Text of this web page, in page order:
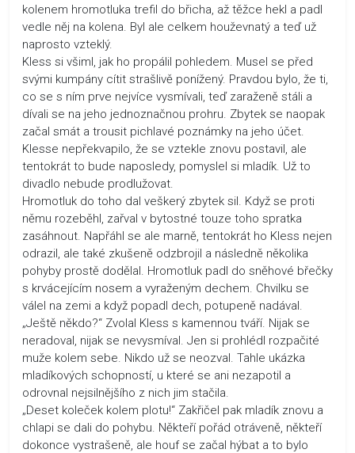
kolenem hromotluka trefil do břicha, až těžce hekl a padl
vedle něj na kolena. Byl ale celkem houževnatý a teď už
naprosto vzteklý.
Kless si všiml, jak ho propálil pohledem. Musel se před
svými kumpány cítit strašlivě ponížený. Pravdou bylo, že ti,
co se s ním prve nejvíce vysmívali, teď zaraženě stáli a
dívali se na jeho jednoznačnou prohru. Zbytek se naopak
začal smát a trousit pichlavé poznámky na jeho účet.
Klesse nepřekvapilo, že se vztekle znovu postavil, ale
tentokrát to bude naposledy, pomyslel si mladík. Už to
divadlo nebude prodlužovat.
Hromotluk do toho dal veškerý zbytek sil. Když se proti
němu rozeběhl, zařval v bytostné touze toho spratka
zasáhnout. Napřáhl se ale marně, tentokrát ho Kless nejen
odrazil, ale také zkušeně odzbrojil a následně několika
pohyby prostě dodělal. Hromotluk padl do sněhové břečky
s krvácejícím nosem a vyraženým dechem. Chvilku se
válel na zemi a když popadl dech, potupeně nadával.
„Ještě někdo?“ Zvolal Kless s kamennou tváří. Nijak se
neradoval, nijak se nevysmíval. Jen si prohlédl rozpačité
muže kolem sebe. Nikdo už se neozval. Tahle ukázka
mladíkových schopností, u které se ani nezapotil a
odrovnal nejsilnějšího z nich jim stačila.
„Deset koleček kolem plotu!“ Zakřičel pak mladík znovu a
chlapi se dali do pohybu. Někteří pořád otráveně, někteří
dokonce vystrašeně, ale houf se začal hýbat a to bylo